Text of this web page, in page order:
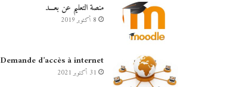
منصة التعليم عن بعـــد
8 أكتوبر 2019
Demande d’accès à internet
31 أكتوبر 2021